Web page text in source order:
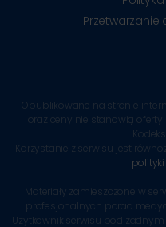
Opublikowane na stronie
oraz ceny nie stanowią
Korzystanie z serwisu jest
Materiały zamieszczone w
profesjonalnych porad
Użytkownik serwisu pod